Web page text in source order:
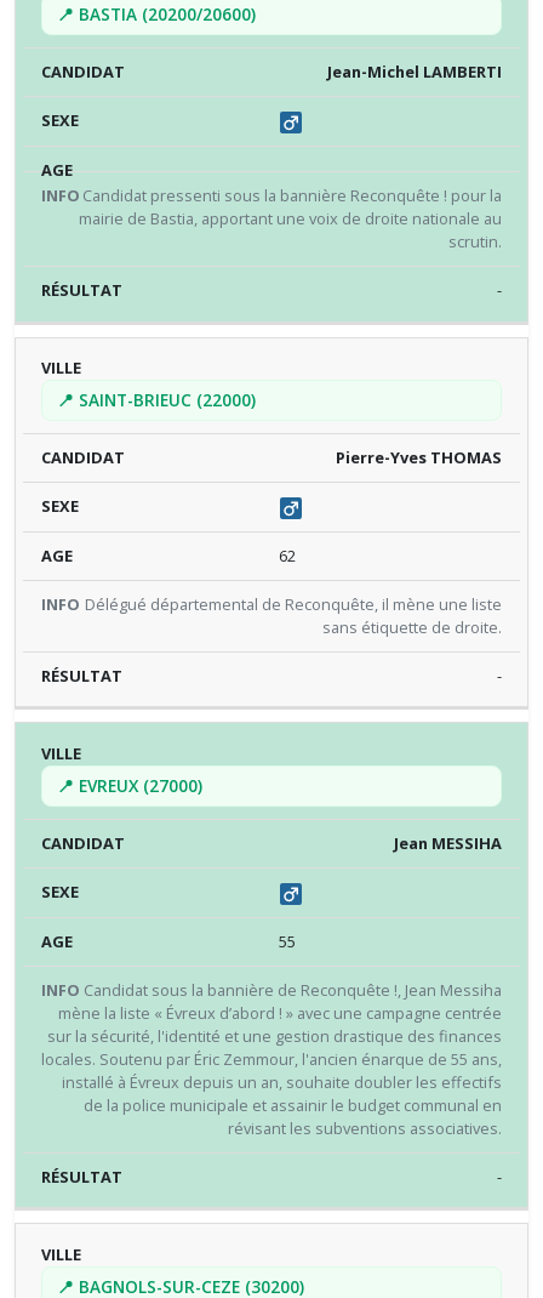
📍 BASTIA (20200/20600)
Jean-Michel LAMBERTI
Candidat pressenti sous la bannière Reconquête ! pour la
mairie de Bastia, apportant une voix de droite nationale au
scrutin.
-
📍 SAINT-BRIEUC (22000)
Pierre-Yves THOMAS
62
Délégué départemental de Reconquête, il mène une liste
sans étiquette de droite.
-
📍 EVREUX (27000)
Jean MESSIHA
55
Candidat sous la bannière de Reconquête !, Jean Messiha
mène la liste « Évreux d’abord ! » avec une campagne centrée
sur la sécurité, l'identité et une gestion drastique des finances
locales. Soutenu par Éric Zemmour, l'ancien énarque de 55 ans,
installé à Évreux depuis un an, souhaite doubler les effectifs
de la police municipale et assainir le budget communal en
révisant les subventions associatives.
-
📍 BAGNOLS-SUR-CEZE (30200)